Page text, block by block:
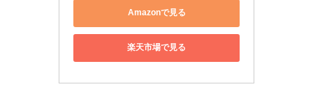
Amazonで見る
楽天市場で見る